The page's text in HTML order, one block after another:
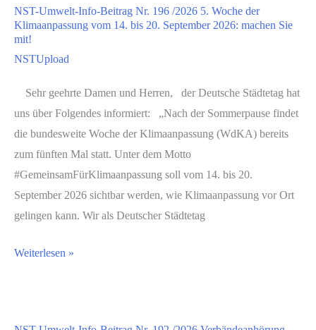
des
Naturschutzes
und
verschiedenen
Nr.
195
/
Entwurf
des
KTF-
Wirtschaftsplans
2027
und
Reform
BEG:
NST-Umwelt-Info-Beitrag Nr. 196 /2026 5. Woche der
Klimaanpassung vom 14. bis 20. September 2026: machen Sie
mit!
NSTUpload
Sehr geehrte Damen und Herren, der Deutsche Städtetag hat
uns über Folgendes informiert: „Nach der Sommerpause findet
die bundesweite Woche der Klimaanpassung (WdKA) bereits
zum fünften Mal statt. Unter dem Motto
#GemeinsamFürKlimaanpassung soll vom 14. bis 20.
September 2026 sichtbar werden, wie Klimaanpassung vor Ort
gelingen kann. Wir als Deutscher Städtetag
NST-
Weiterlesen »